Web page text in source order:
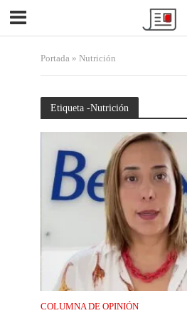
Portada» Nutrición
Etiqueta -Nutrición
COLUMNA DE OPINIÓN